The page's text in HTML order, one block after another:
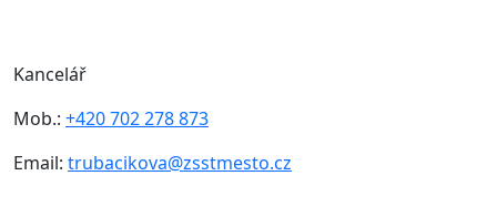
Kancelář
Mob.: +420 702 278 873
Email: trubacikova@zsstmesto.cz